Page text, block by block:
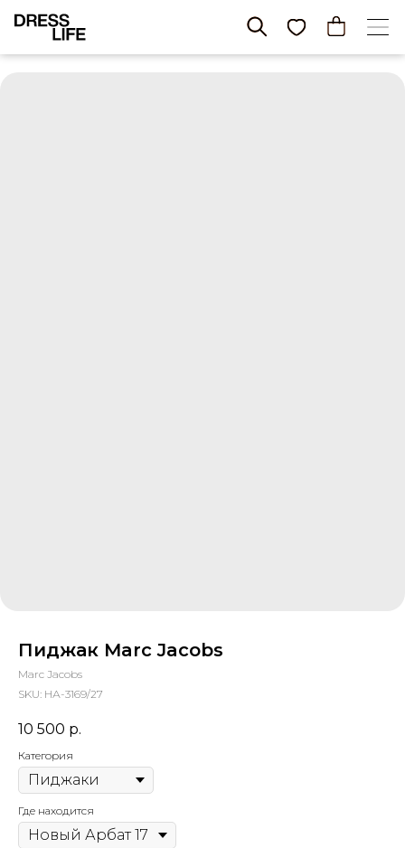
Пиджак Marc Jacobs
Marc Jacobs
SKU: НА-3169/27
10 500 р.
Категория
Где находится